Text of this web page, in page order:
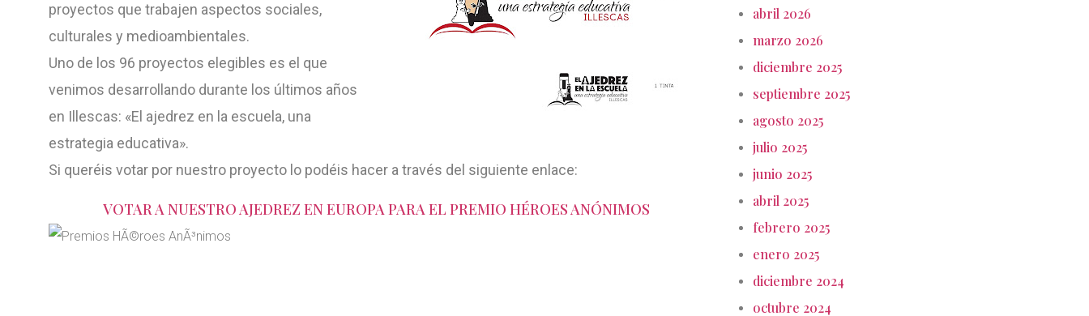
proyectos que trabajen aspectos sociales,
culturales y medioambientales.
Uno de los 96 proyectos elegibles es el que
venimos desarrollando durante los últimos años
en Illescas: «El ajedrez en la escuela, una
estrategia educativa».
Si queréis votar por nuestro proyecto lo podéis hacer a través del siguiente enlace:
VOTAR A NUESTRO AJEDREZ EN EUROPA PARA EL PREMIO HÉROES ANÓNIMOS
abril 2026
marzo 2026
diciembre 2025
septiembre 2025
agosto 2025
julio 2025
junio 2025
abril 2025
febrero 2025
enero 2025
diciembre 2024
octubre 2024